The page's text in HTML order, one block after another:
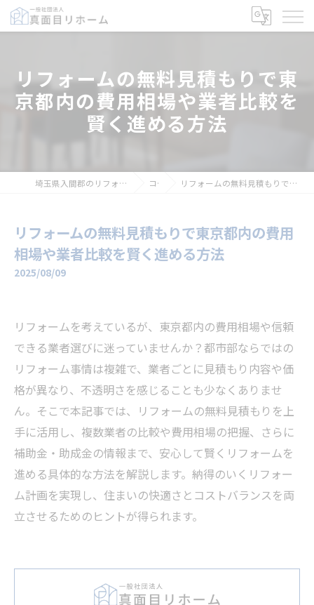
リフォームの無料見積もりで東
京都内の費用相場や業者比較を
賢く進める方法
埼玉県入間郡のリフォームなら一般社団法人真面目リホーム コラム リフォームの無料見積もりで東京都内の費用相場や業者比較を賢く進める方法
リフォームの無料見積もりで東京都内の費用
相場や業者比較を賢く進める方法
2025/08/09
リフォームを考えているが、東京都内の費用相場や信頼
できる業者選びに迷っていませんか？都市部ならではの
リフォーム事情は複雑で、業者ごとに見積もり内容や価
格が異なり、不透明さを感じることも少なくありませ
ん。そこで本記事では、リフォームの無料見積もりを上
手に活用し、複数業者の比較や費用相場の把握、さらに
補助金・助成金の情報まで、安心して賢くリフォームを
進める具体的な方法を解説します。納得のいくリフォー
ム計画を実現し、住まいの快適さとコストバランスを両
立させるためのヒントが得られます。